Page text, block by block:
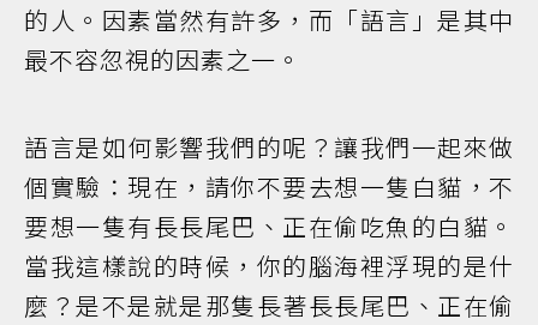
的人。因素當然有許多，而「語言」是其中
最不容忽視的因素之一。
語言是如何影響我們的呢？讓我們一起來做
個實驗：現在，請你不要去想一隻白貓，不
要想一隻有長長尾巴、正在偷吃魚的白貓。
當我這樣說的時候，你的腦海裡浮現的是什
麼？是不是就是那隻長著長長尾巴、正在偷